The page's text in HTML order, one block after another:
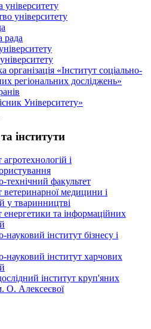
університету
університету
рада
організація «Інститут соціально-
регіональних досліджень»
Університету»
інститути
і
технічний факультет
ветеринарної медицини і
у тваринництві
енергетики та інформаційних
науковий інститут бізнесу і
науковий інститут харчових
інститут круп'яних
О. Алексеєвої